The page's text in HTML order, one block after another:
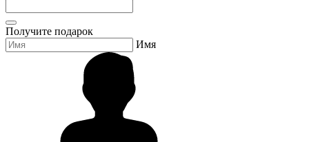
Получите подарок
Имя